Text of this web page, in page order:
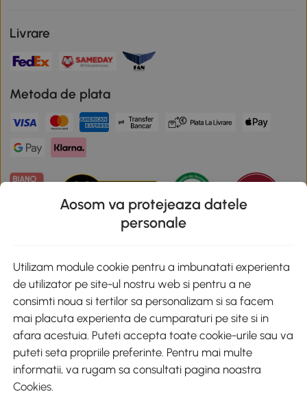
Livrare
Metoda de plata
Descarca aplicatia Aosom
Google Play
+40 312294730 clienti@aosom.ro
Romania, Bucureşti Sectorul 2, Str. Barbu Paris Mumuleanu, Nr. 30-
Aosom va protejeaza datele
personale
Utilizam module cookie pentru a imbunatati experienta
de utilizator pe site-ul nostru web si pentru a ne
consimti noua si tertilor sa personalizam si sa facem
mai placuta experienta de cumparaturi pe site si in
afara acestuia. Puteti accepta toate cookie-urile sau va
puteti seta propriile preferinte. Pentru mai multe
informatii, va rugam sa consultati pagina noastra
Cookies.